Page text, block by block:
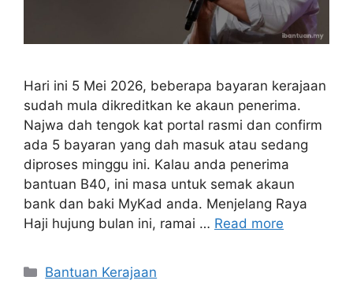
Hari ini 5 Mei 2026, beberapa bayaran kerajaan
sudah mula dikreditkan ke akaun penerima.
Najwa dah tengok kat portal rasmi dan confirm
ada 5 bayaran yang dah masuk atau sedang
diproses minggu ini. Kalau anda penerima
bantuan B40, ini masa untuk semak akaun
bank dan baki MyKad anda. Menjelang Raya
Haji hujung bulan ini, ramai … Read more
Categories
Bantuan Kerajaan